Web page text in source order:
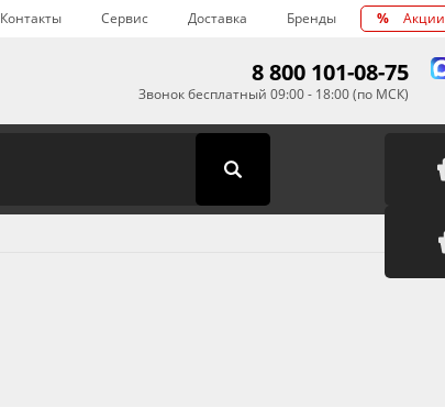
Контакты Сервис Доставка Бренды % Акции
8 800 101-08-75
Звонок бесплатный 09:00 - 18:00 (по МСК)